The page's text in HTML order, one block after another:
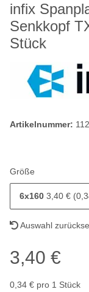
infix
Senkkopf
Stück
Artikelnummer:
Größe
6x160 3,40 €
Auswahl
3,40 €
0,34 € pro 1 Stück